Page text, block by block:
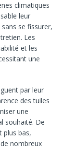
climatiques
leur
se fissurer,
Les
et les
une
par leur
des tuiles
une
souhaité. De
plus bas,
nombreux